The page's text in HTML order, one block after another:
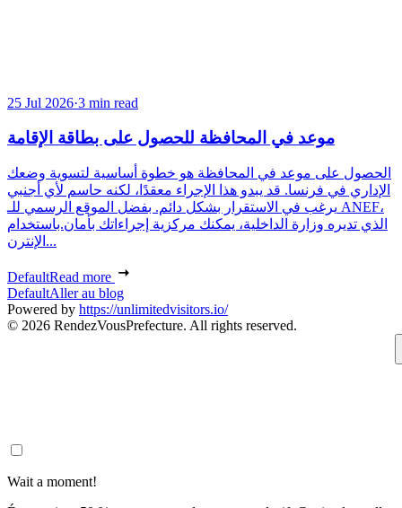
25 Jul 2026·3 min read
موعد في المحافظة للحصول على بطاقة الإقامة
الحصول على موعد في المحافظة هو خطوة أساسية لتسوية وضعك
الإداري في فرنسا. قد يبدو هذا الإجراء معقدًا، لكنه حاسم لأي أجنبي
يرغب في الاستقرار بشكل دائم. بفضل الموقع الرسمي للـ ANEF،
الذي تديره وزارة الداخلية، يمكنك مركزية إجراءاتك بأمان.باستخدام
الإنترن...
DefaultRead more
DefaultAller au blog
Powered by https://unlimitedvisitors.io/
© 2026 RendezVousPrefecture. All rights reserved.
Wait a moment!